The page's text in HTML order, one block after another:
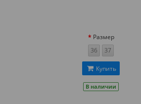
Размер
36
37
Купить
В наличии